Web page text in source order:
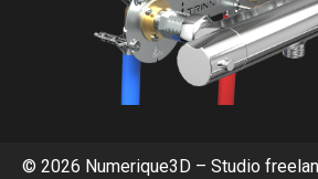
© 2026 Numerique3D – Studio